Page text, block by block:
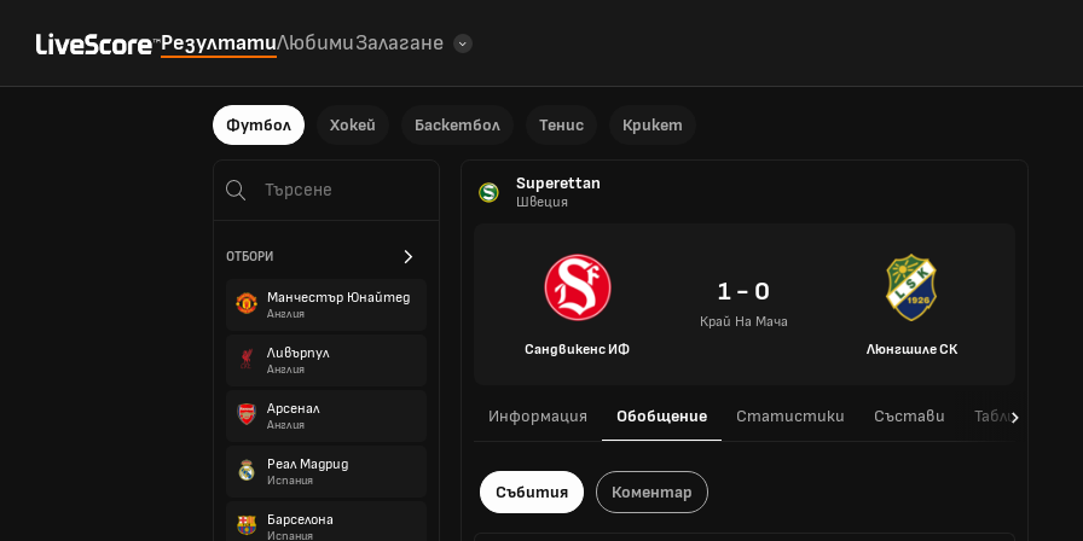
РезултатиЛюбимиЗалагане
Футбол Хокей Баскетбол Тенис Крикет
ОТБОРИ
Манчестър Юнайтед
Англия
Ливърпул
Англия
Арсенал
Англия
Реал Мадрид
Испания
Барселона
Испания
Superettan
Швеция
Сандвикенс ИФ
1 - 0
Край На Мача
Люнгшиле СК
Информация Обобщение Статистики Състави Таблица
Събития Коментар